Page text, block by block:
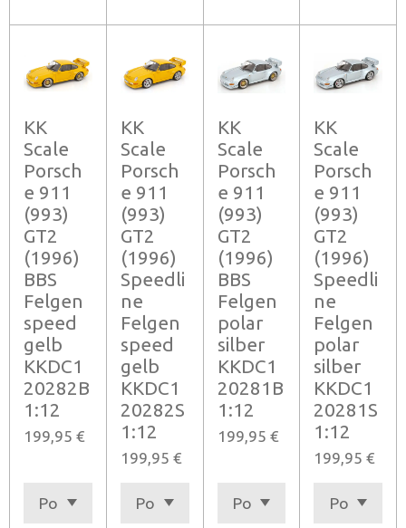
KK
Scale
Porsch
e 911
(993)
GT2
(1996)
BBS
Felgen
speed
gelb
KKDC1
20282B
1:12
199,95 €
KK
Scale
Porsch
e 911
(993)
GT2
(1996)
Speedli
ne
Felgen
speed
gelb
KKDC1
20282S
1:12
199,95 €
KK
Scale
Porsch
e 911
(993)
GT2
(1996)
BBS
Felgen
polar
silber
KKDC1
20281B
1:12
199,95 €
KK
Scale
Porsch
e 911
(993)
GT2
(1996)
Speedli
ne
Felgen
polar
silber
KKDC1
20281S
1:12
199,95 €